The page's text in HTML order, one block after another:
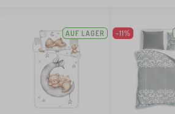
AUF LAGER -11%